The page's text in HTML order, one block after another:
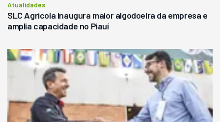
Atualidades
SLC Agrícola inaugura maior algodoeira da empresa e
amplia capacidade no Piauí